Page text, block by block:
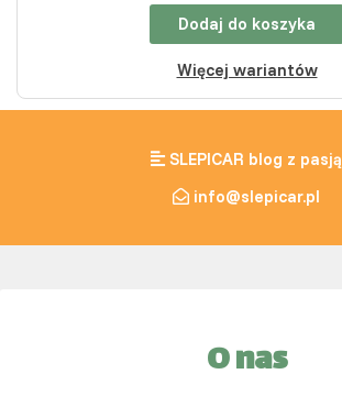
Dodaj do koszyka
Więcej wariantów
SLEPICAR blog z pasją
info@slepicar.pl
O nas